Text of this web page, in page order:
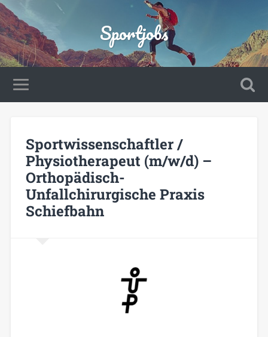
Sportjobs
Sportwissenschaftler /
Physiotherapeut (m/w/d) –
Orthopädisch-
Unfallchirurgische Praxis
Schiefbahn